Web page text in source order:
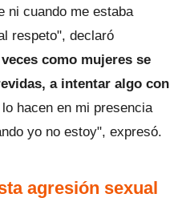
ni cuando me estaba
respeto", declaró
como mujeres se
a intentar algo con
hacen en mi presencia
yo no estoy", expresó.
agresión sexual